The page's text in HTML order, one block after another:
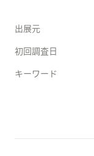
出展元
初回調査日
キーワード